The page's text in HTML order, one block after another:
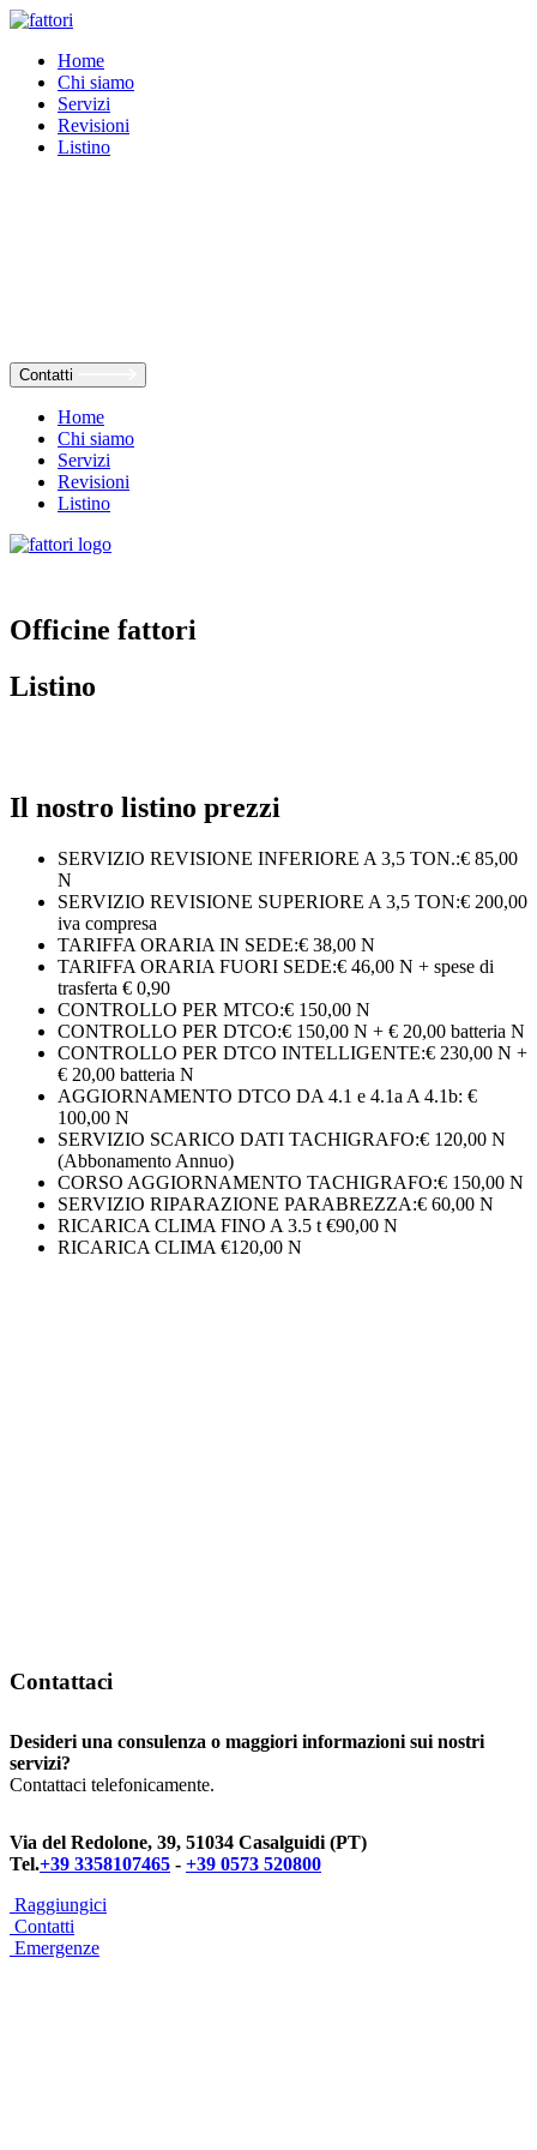
Home
Chi siamo
Servizi
Revisioni
Listino
Contatti
Home
Chi siamo
Servizi
Revisioni
Listino
Officine fattori
Listino
Il nostro listino prezzi
SERVIZIO REVISIONE INFERIORE A 3,5 TON.:€ 85,00
N
SERVIZIO REVISIONE SUPERIORE A 3,5 TON:€ 200,00
iva compresa
TARIFFA ORARIA IN SEDE:€ 38,00 N
TARIFFA ORARIA FUORI SEDE:€ 46,00 N + spese di
trasferta € 0,90
CONTROLLO PER MTCO:€ 150,00 N
CONTROLLO PER DTCO:€ 150,00 N + € 20,00 batteria N
CONTROLLO PER DTCO INTELLIGENTE:€ 230,00 N +
€ 20,00 batteria N
AGGIORNAMENTO DTCO DA 4.1 e 4.1a A 4.1b: €
100,00 N
SERVIZIO SCARICO DATI TACHIGRAFO:€ 120,00 N
(Abbonamento Annuo)
CORSO AGGIORNAMENTO TACHIGRAFO:€ 150,00 N
SERVIZIO RIPARAZIONE PARABREZZA:€ 60,00 N
RICARICA CLIMA FINO A 3.5 t €90,00 N
RICARICA CLIMA €120,00 N
Contattaci
Desideri una consulenza o maggiori informazioni sui nostri
servizi?
Contattaci telefonicamente.
Via del Redolone, 39, 51034 Casalguidi (PT)
Tel.+39 3358107465 - +39 0573 520800
Raggiungici
Contatti
Emergenze